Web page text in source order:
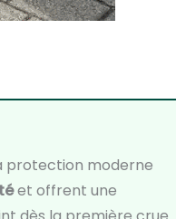
protection moderne
et offrent une